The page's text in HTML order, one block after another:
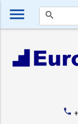
menu search
phone